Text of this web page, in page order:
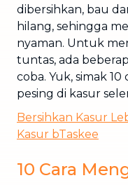
dibersihkan, bau
hilang, sehingga
nyaman. Untuk
tuntas, ada
coba. Yuk, simak
pesing di kasur
Bersihkan Kasur
Kasur bTaskee
10 Cara